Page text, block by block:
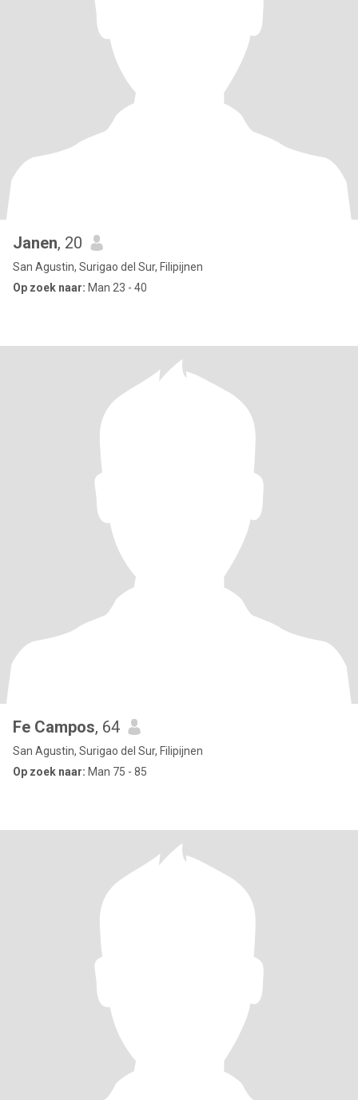
Janen, 20
San Agustin, Surigao del Sur, Filipijnen
Op zoek naar: Man 23 - 40
Fe Campos, 64
San Agustin, Surigao del Sur, Filipijnen
Op zoek naar: Man 75 - 85